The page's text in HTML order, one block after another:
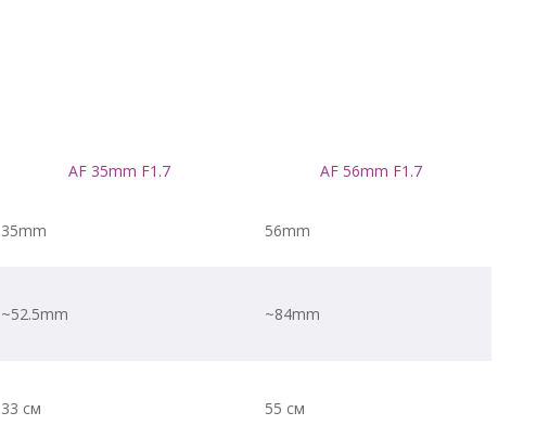
AF 35mm F1.7 AF 56mm F1.7
35mm 56mm
~52.5mm ~84mm
33 см 55 см